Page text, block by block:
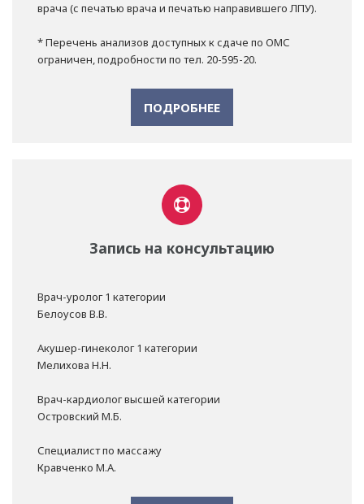
врача (с печатью врача и печатью направившего ЛПУ).
* Перечень анализов доступных к сдаче по ОМС
ограничен, подробности по тел. 20-595-20.
ПОДРОБНЕЕ
Запись на консультацию
Врач-уролог 1 категории
Белоусов В.В.
Акушер-гинеколог 1 категории
Мелихова Н.Н.
Врач-кардиолог высшей категории
Островский М.Б.
Специалист по массажу
Кравченко М.А.